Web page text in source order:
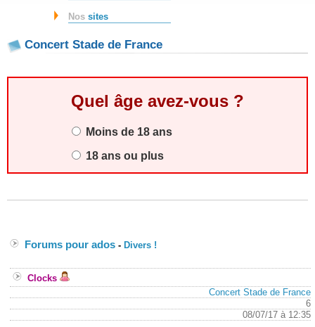
Nossites
Concert Stade de France
Quel âge avez-vous ?
Moins de 18 ans
18 ans ou plus
Forums pour ados - Divers !
Clocks
Concert Stade de France
6
08/07/17 à 12:35